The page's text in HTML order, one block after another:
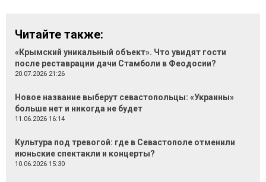
Читайте также:
«Крымский уникальный объект». Что увидят гости
после реставрации дачи Стамболи в Феодосии?
20.07.2026 21:26
Новое название выберут севастопольцы: «Украины»
больше нет и никогда не будет
11.06.2026 16:14
Культура под тревогой: где в Севастополе отменили
июньские спектакли и концерты?
10.06.2026 15:30